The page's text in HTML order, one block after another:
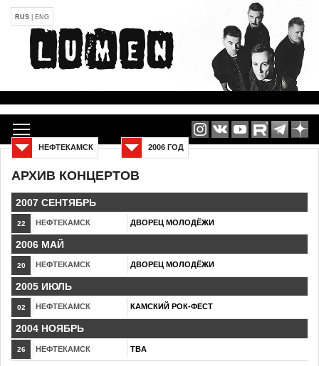
RUS ENG
АРХИВ КОНЦЕРТОВ
2006 ГОД
НЕФТЕКАМСК
2007 СЕНТЯБРЬ
22 НЕФТЕКАМСК ДВОРЕЦ МОЛОДЁЖИ
2006 МАЙ
20 НЕФТЕКАМСК ДВОРЕЦ МОЛОДЁЖИ
2005 ИЮЛЬ
02 НЕФТЕКАМСК КАМСКИЙ РОК-ФЕСТ
2004 НОЯБРЬ
26 НЕФТЕКАМСК TBA